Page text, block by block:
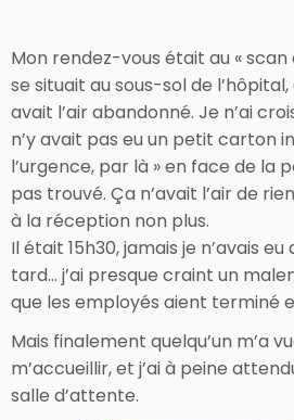
Mon rendez-vous était au « scan
se situait au sous-sol de
avait l’air abandonné. Je n’ai
n’y avait pas eu un petit carton
l’urgence, par là » en face de la
pas trouvé. Ça n’avait l’air de
à la réception non plus.
Il était 15h30, jamais je n’avais
tard… j’ai presque craint un
que les employés aient terminé
Mais finalement quelqu’un m’a
m’accueillir, et j’ai à peine
salle d’attente.